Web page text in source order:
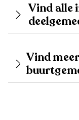
Vind alle
Vind